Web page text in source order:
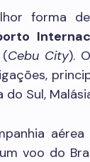
forma
(Cebu City).
do Sul,
aérea
voo do